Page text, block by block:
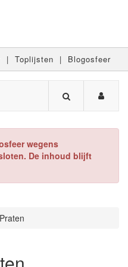
| Toplijsten | Blogosfeer
wegens
De inhoud blijft